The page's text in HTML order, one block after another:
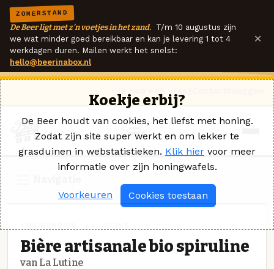
ZOMERSTAND
De Beer ligt met z'n voetjes in het zand. T/m 10 augustus zijn
we wat minder goed bereikbaar en kan je levering 1 tot 4
werkdagen duren. Mailen werkt het snelst:
hello@beerinabox.nl
×
Bière artisanale bio spiruline
van La Lutine
Koekje erbij?
De Beer houdt van cookies, het liefst met honing.
Zodat zijn site super werkt en om lekker te
grasduinen in webstatistieken. Klik hier voor meer
informatie over zijn honingwafels.
Voorkeuren Cookies toestaan